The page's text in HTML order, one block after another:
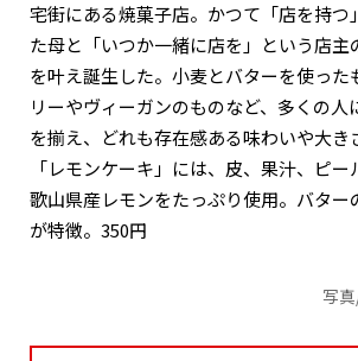
宅街にある焼菓子店。かつて「店を持つ
た母と「いつか一緒に店を」という店主
を叶え誕生した。小麦とバターを使った
リーやヴィーガンのものなど、多くの人
を揃え、どれも存在感ある味わいや大き
「レモンケーキ」には、皮、果汁、ピ
歌山県産レモンをたっぷり使用。バター
が特徴。350円
写